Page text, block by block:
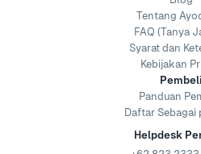
Tentang
FAQ (Tanya
Syarat dan
Kebijakan
Pembeli
Panduan
Daftar Sebagai
Helpdesk